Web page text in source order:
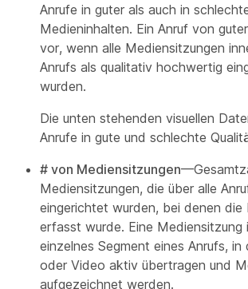
Anrufe in guter als auch in
Medieninhalten. Ein Anruf von
vor, wenn alle Mediensitzungen
Anrufs als qualitativ hochwertig
wurden.
Die unten stehenden visuellen
Anrufe in gute und schlechte
# von Mediensitzungen
Mediensitzungen, die über alle
eingerichtet wurden, bei denen die
erfasst wurde. Eine Mediensitzung
einzelnes Segment eines Anrufs, in
oder Video aktiv übertragen und
aufgezeichnet werden.